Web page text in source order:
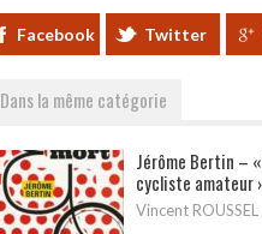
Facebook Twitter
Dans la même catégorie
Jérôme Bertin –
cycliste amateur
Vincent ROUSSEL